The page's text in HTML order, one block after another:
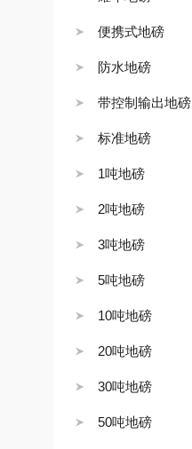
便携式地磅
防水地磅
带控制输出地磅
标准地磅
1吨地磅
2吨地磅
3吨地磅
5吨地磅
10吨地磅
20吨地磅
30吨地磅
50吨地磅